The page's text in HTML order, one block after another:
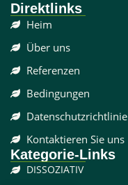
Direktlinks
Heim
Über uns
Referenzen
Bedingungen
Datenschutzrichtlinie
Kontaktieren Sie uns
Kategorie-Links
DISSOZIATIV